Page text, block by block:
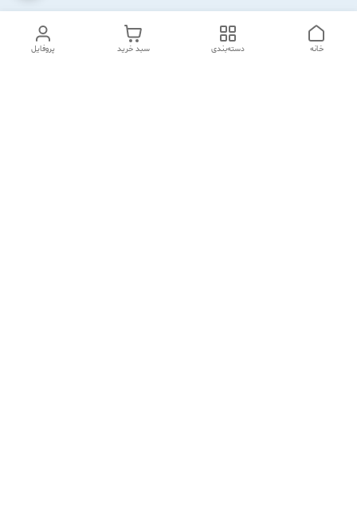
پروفایل سبد خرید دسته‌بندی خانه